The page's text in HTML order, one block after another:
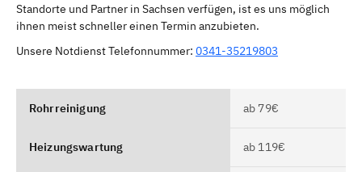
Standorte und Partner in Sachsen verfügen, ist es uns möglich
ihnen meist schneller einen Termin anzubieten.
Unsere Notdienst Telefonnummer: 0341-35219803
Rohrreinigung ab 79€
Heizungswartung ab 119€